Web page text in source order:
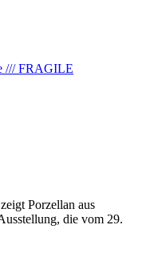
Porzellan aus
die vom 29.